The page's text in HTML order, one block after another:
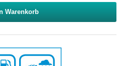
Warenkorb